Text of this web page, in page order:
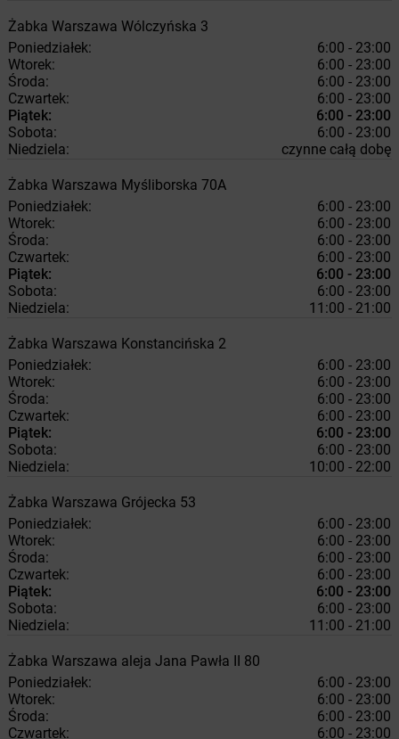
Żabka Warszawa Wólczyńska 3
Poniedziałek:
6:00 - 23:00
Wtorek:
6:00 - 23:00
Środa:
6:00 - 23:00
Czwartek:
6:00 - 23:00
Piątek:
6:00 - 23:00
Sobota:
6:00 - 23:00
Niedziela:
czynne całą dobę
Żabka Warszawa Myśliborska 70A
Poniedziałek:
6:00 - 23:00
Wtorek:
6:00 - 23:00
Środa:
6:00 - 23:00
Czwartek:
6:00 - 23:00
Piątek:
6:00 - 23:00
Sobota:
6:00 - 23:00
Niedziela:
11:00 - 21:00
Żabka Warszawa Konstancińska 2
Poniedziałek:
6:00 - 23:00
Wtorek:
6:00 - 23:00
Środa:
6:00 - 23:00
Czwartek:
6:00 - 23:00
Piątek:
6:00 - 23:00
Sobota:
6:00 - 23:00
Niedziela:
10:00 - 22:00
Żabka Warszawa Grójecka 53
Poniedziałek:
6:00 - 23:00
Wtorek:
6:00 - 23:00
Środa:
6:00 - 23:00
Czwartek:
6:00 - 23:00
Piątek:
6:00 - 23:00
Sobota:
6:00 - 23:00
Niedziela:
11:00 - 21:00
Żabka Warszawa aleja Jana Pawła II 80
Poniedziałek:
6:00 - 23:00
Wtorek:
6:00 - 23:00
Środa:
6:00 - 23:00
Czwartek:
6:00 - 23:00